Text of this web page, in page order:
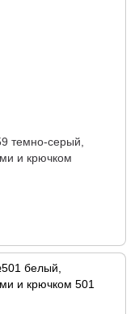
темно-серый,
и крючком